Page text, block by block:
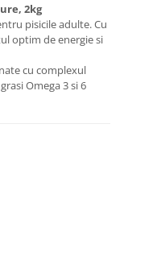
2kg
pisicile adulte. Cu
optim de energie si
cu complexul
Omega 3 si 6